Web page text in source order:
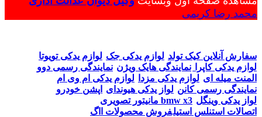
محمد رضا کریمی
سفارش آنلاین کیک تولد لوازم یدکی جک لوازم یدکی تویوتا
لوازم یدکی کاپرا
نمایندگی هایک ویژن نمایندگی رسمی دوو
المنت میله ای لوازم یدکی مزدا
لوازم یدکی ام وی ام
نمایندگی رسمی کانن لواز یدکی هیوندای
اپشن خودرو
مانیتور تصویری bmw x3 لواز یدکی وینگل
اتصالات استنلس استیلفروش محصولات ااگ